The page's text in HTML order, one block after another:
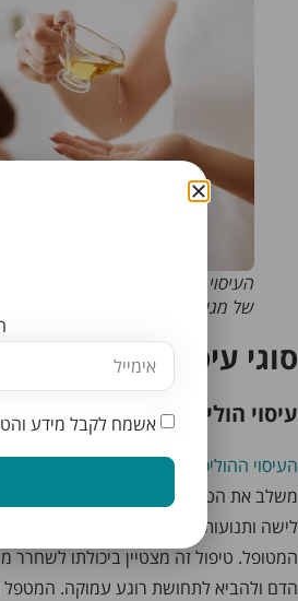
העיסוי ההוליסטי מתחיל בהתאמה
של מגע וטיפול אנרגטי
סוגי עיסוי הוליסטי
עיסוי הוליסטי שוודי
העיסוי ההוליסטי השוודי
משלב את הטכניקות המסורתיות של העיסוי
לישה ותנועות מעגליות – עם גישה
המטופל. טיפול זה מצטיין ביכולתו
הדם ולהביא לתחושת רוגע עמוקה.
אשמח לקבל מידע